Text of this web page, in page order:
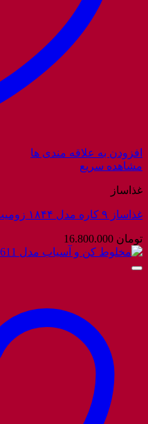
افزودن به علاقه مندی ها
مشاهده سریع
غذاساز
غذاساز ۹ کاره مدل ۱۸۴۴ زومیت / ZOOMIT ZM-۱۸۴۴
تومان